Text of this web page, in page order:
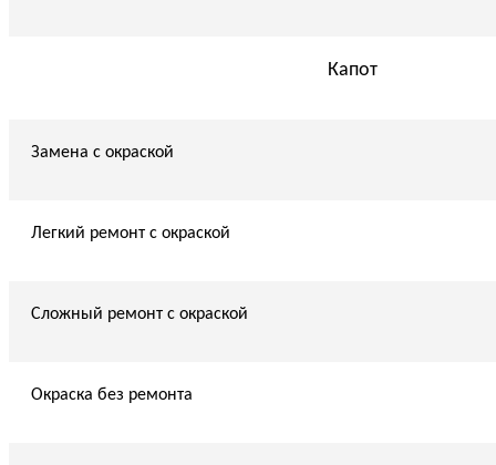
Капот
Замена с окраской
Легкий ремонт с окраской
Сложный ремонт с окраской
Окраска без ремонта